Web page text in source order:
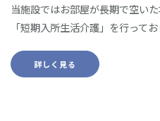
当施設ではお部屋が長期で空い
「短期入所生活介護」を行ってお
詳しく見る